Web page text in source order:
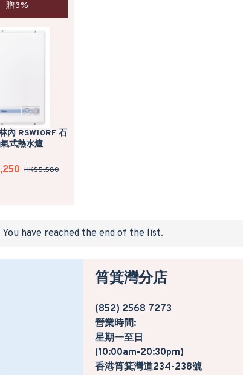
贈3%
內 RSW10RF 石
式熱水爐
HK$5,580
You have reached the end of the list.
筲箕灣分店
(852) 2568 7273
營業時間:
星期一至日
(10:00am-20:30pm)
香港筲箕灣道234-238號